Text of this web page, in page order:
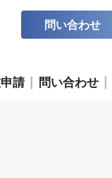
問い合わせ
請 問い合わせ